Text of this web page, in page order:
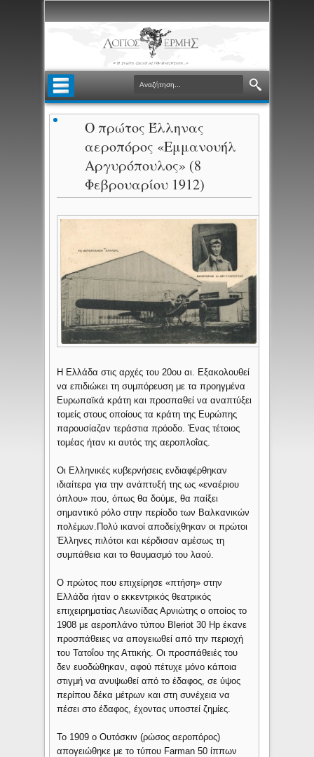
Ο πρώτος Έλληνας
αεροπόρος «Εμμανουήλ
Αργυρόπουλος» (8
Φεβρουαρίου 1912)
Η Ελλάδα στις αρχές του 20ου αι. Εξακολουθεί
να επιδιώκει τη συμπόρευση με τα προηγμένα
Ευρωπαϊκά κράτη και προσπαθεί να αναπτύξει
τομείς στους οποίους τα κράτη της Ευρώπης
παρουσίαζαν τεράστια πρόοδο. Ένας τέτοιος
τομέας ήταν κι αυτός της αεροπλοΐας.
Οι Ελληνικές κυβερνήσεις ενδιαφέρθηκαν
ιδιαίτερα για την ανάπτυξή της ως «εναέριου
όπλου» που, όπως θα δούμε, θα παίξει
σημαντικό ρόλο στην περίοδο των Βαλκανικών
πολέμων.Πολύ ικανοί αποδείχθηκαν οι πρώτοι
Έλληνες πιλότοι και κέρδισαν αμέσως τη
συμπάθεια και το θαυμασμό του λαού.
Ο πρώτος που επιχείρησε «πτήση» στην
Ελλάδα ήταν ο εκκεντρικός θεατρικός
επιχειρηματίας Λεωνίδας Αρνιώτης ο οποίος το
1908 με αεροπλάνο τύπου Bleriot 30 Hp έκανε
προσπάθειες να απογειωθεί από την περιοχή
του Τατοΐου της Αττικής. Οι προσπάθειές του
δεν ευοδώθηκαν, αφού πέτυχε μόνο κάποια
στιγμή να ανυψωθεί από το έδαφος, σε ύψος
περίπου δέκα μέτρων και στη συνέχεια να
πέσει στο έδαφος, έχοντας υποστεί ζημίες.
Το 1909 ο Ουτόσκιν (ρώσος αεροπόρος)
απογειώθηκε με το τύπου Farman 50 ίππων